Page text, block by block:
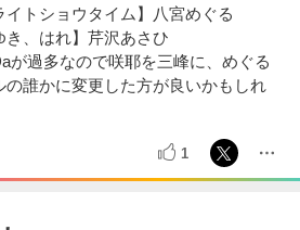
イトショウタイム】八宮めぐる
き、はれ】芹沢あさひ
が過多なので咲耶を三峰に、めぐる
の誰かに変更した方が良いかもしれ
1